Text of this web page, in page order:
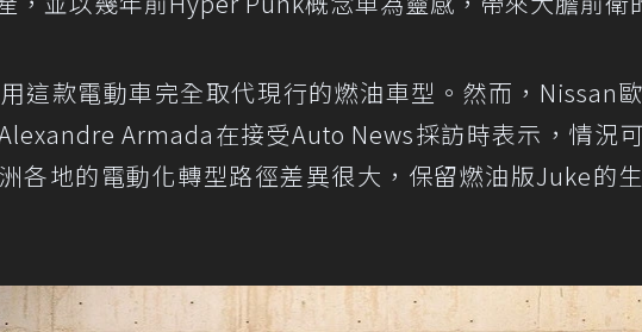
這款電動車完全取代現行的燃油車型。然而，Nissan
Armada在接受Auto News採訪時表示，情況
各地的電動化轉型路徑差異很大，保留燃油版Juke的